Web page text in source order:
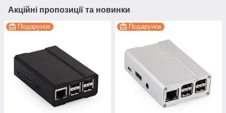
Акційні пропозиції та новинки
Подарунок Подарунок